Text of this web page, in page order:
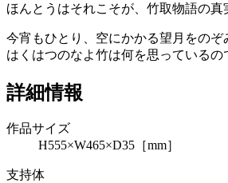
ほんとうはそれこそが、竹取物語の真
今宵もひとり、空にかかる望月をのぞ
はくはつのなよ竹は何を思っているの
詳細情報
作品サイズ
H555×W465×D35［mm］
支持体